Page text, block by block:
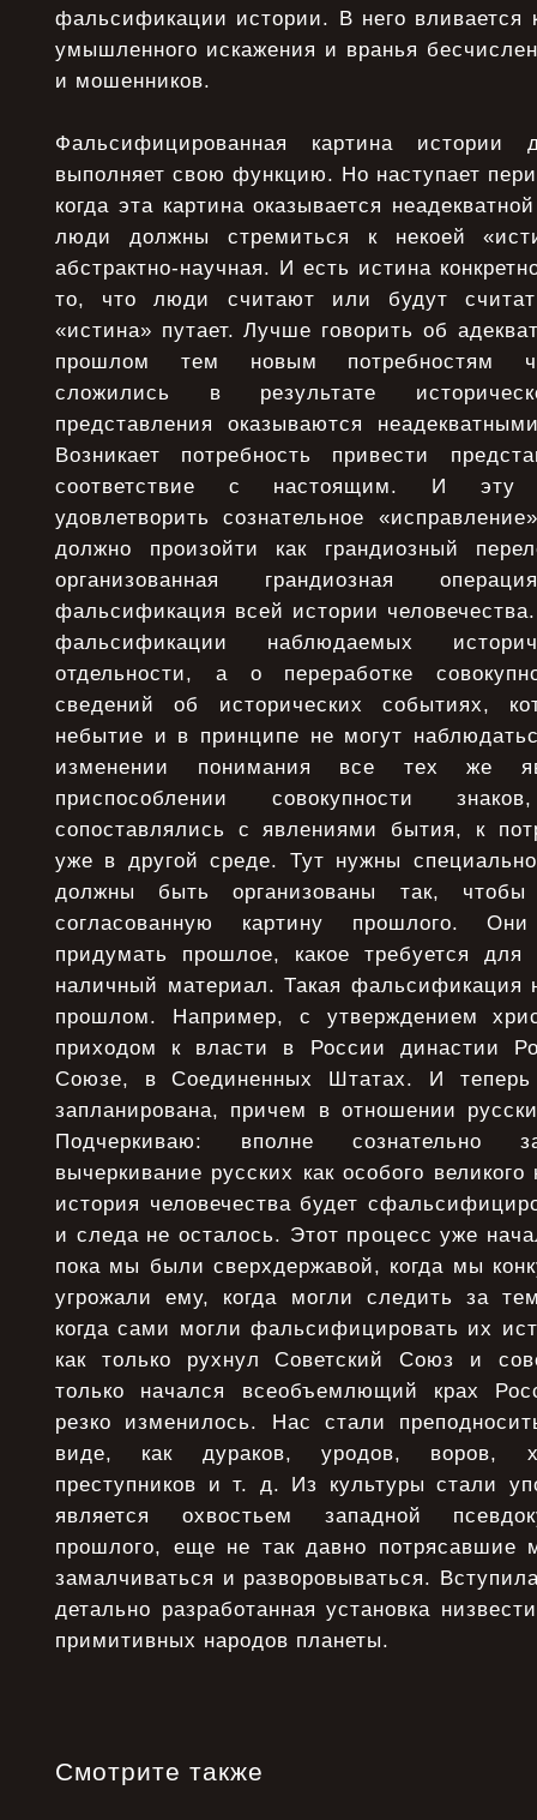
фальсификации истории. В него вливается
умышленного искажения и вранья
и мошенников.
Фальсифицированная картина
выполняет свою функцию. Но наступает
когда эта картина оказывается
люди должны стремиться к некоей
абстрактно-научная. И есть истина
то, что люди считают или будут
«истина» путает. Лучше говорить об
прошлом тем новым потребностям
сложились в результате
представления оказываются
Возникает потребность привести
соответствие с настоящим. И эту
удовлетворить сознательное
должно произойти как грандиозный
организованная грандиозная
фальсификация всей истории
фальсификации наблюдаемых
отдельности, а о переработке
сведений об исторических событиях,
небытие и в принципе не могут
изменении понимания все тех же
приспособлении совокупности
сопоставлялись с явлениями бытия, к
уже в другой среде. Тут нужны
должны быть организованы так, чтобы
согласованную картину прошлого.
придумать прошлое, какое требуется для
наличный материал. Такая фальсификация
прошлом. Например, с утверждением
приходом к власти в России династии
Союзе, в Соединенных Штатах. И теперь
запланирована, причем в отношении
Подчеркиваю: вполне сознательно
вычеркивание русских как особого
история человечества будет
и следа не осталось. Этот процесс уже
пока мы были сверхдержавой, когда мы
угрожали ему, когда могли следить за
когда сами могли фальсифицировать их
как только рухнул Советский Союз и
только начался всеобъемлющий крах
резко изменилось. Нас стали
виде, как дураков, уродов, воров,
преступников и т. д. Из культуры стали
является охвостьем западной
прошлого, еще не так давно потрясавшие
замалчиваться и разворовываться.
детально разработанная установка
примитивных народов планеты.
Смотрите также